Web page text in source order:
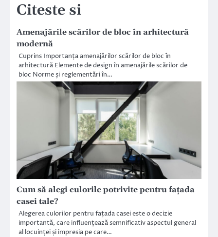
Citeste si
Amenajările scărilor de bloc în arhitectură
modernă
Cuprins Importanța amenajărilor scărilor de bloc în
arhitectură Elemente de design în amenajările scărilor de
bloc Norme și reglementări în…
Cum să alegi culorile potrivite pentru fațada
casei tale?
Alegerea culorilor pentru fațada casei este o decizie
importantă, care influențează semnificativ aspectul general
al locuinței și impresia pe care…